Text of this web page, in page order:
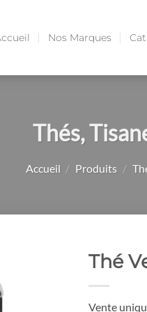
Nos Marques
Thés,
Accueil / Produits /
Thé
Vente